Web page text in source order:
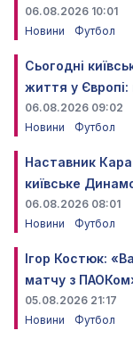
06.08.2026 10:01
Новини
Футбол
Сьогодні
життя у Європі:
06.08.2026 09:02
Новини
Футбол
Наставник
київське
06.08.2026 08:01
Новини
Футбол
Ігор Костюк:
матчу з
05.08.2026 21:17
Новини
Футбол